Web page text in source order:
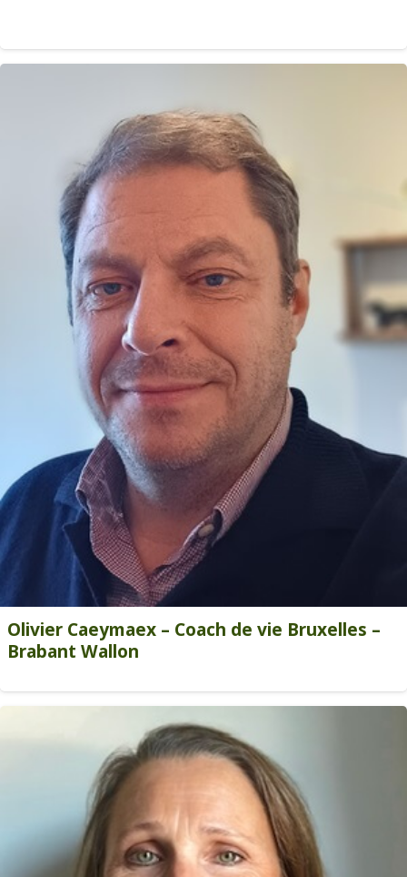
Olivier Caeymaex – Coach de vie Bruxelles –
Brabant Wallon